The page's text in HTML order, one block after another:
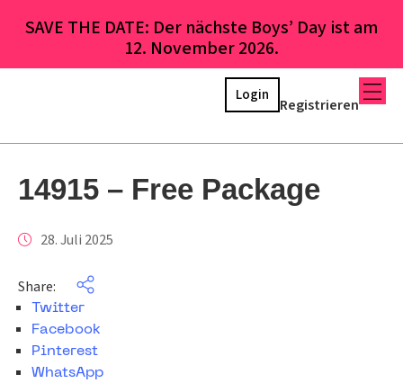
SAVE THE DATE: Der nächste Boys’ Day ist am
12. November 2026.
Registrieren
Login
14915 – Free Package
28. Juli 2025
Share:
Twitter
Facebook
Pinterest
WhatsApp